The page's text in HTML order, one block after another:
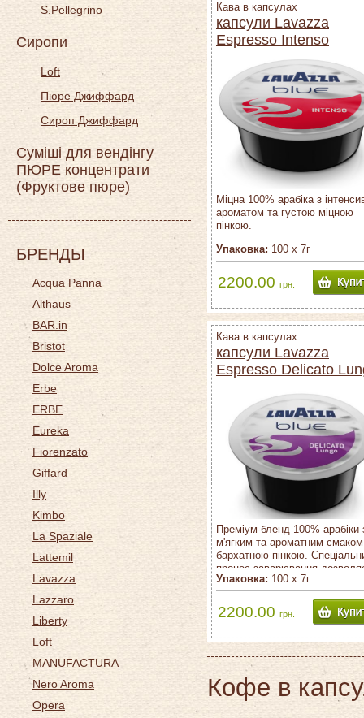
S.Pellegrino
Сиропи
Loft
Пюре Джиффард
Сироп Джиффард
Суміші для вендінгу
ПЮРЕ концентрати
(Фруктове пюре)
БРЕНДЫ
Acqua Panna
Althaus
BAR.in
Bristot
Dolce Aroma
Erbe
ERBE
Eureka
Fiorenzato
Giffard
Illy
Kimbo
La Spaziale
Lattemil
Lavazza
Lazzaro
Liberty
Loft
MANUFACTURA
Nero Aroma
Opera
Кава в капсулах
капсули Lavazza
Espresso Intenso
Міцна 100% арабіка з
ароматом та густою міцною
пінкою.
Упаковка: 100 х 7г
2200.00 грн.
Кава в капсулах
капсули Lavazza
Espresso Delicato
Преміум-бленд 100% арабіки
м'ягким та ароматним
бархатною пінкою.
процес заварювання
приготувати ідеальний
Упаковка: 100 х 7г
2200.00 грн.
Кофе в